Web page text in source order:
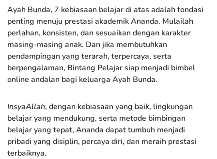
Ayah Bunda, 7 kebiasaan belajar di atas adalah fondasi
penting menuju prestasi akademik Ananda. Mulailah
perlahan, konsisten, dan sesuaikan dengan karakter
masing-masing anak. Dan jika membutuhkan
pendampingan yang terarah, terpercaya, serta
berpengalaman, Bintang Pelajar siap menjadi bimbel
online andalan bagi keluarga Ayah Bunda.
InsyaAllah, dengan kebiasaan yang baik, lingkungan
belajar yang mendukung, serta metode bimbingan
belajar yang tepat, Ananda dapat tumbuh menjadi
pribadi yang disiplin, percaya diri, dan meraih prestasi
terbaiknya.